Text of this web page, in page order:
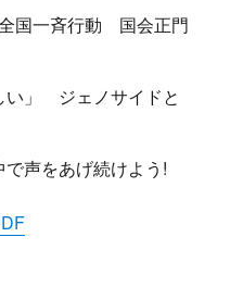
国一斉行動 国会正門
い」 ジェノサイドと
声をあげ続けよう!